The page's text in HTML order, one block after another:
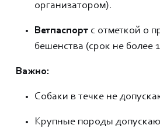
организатором).
Ветпаспорт с отметкой о
бешенства (срок не более
Важно:
Собаки в течке не
Крупные породы